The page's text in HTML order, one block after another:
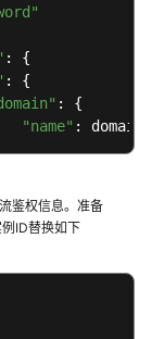
: {
: {
: {
"name" : domain
鉴权信息。准备
ID替换如下